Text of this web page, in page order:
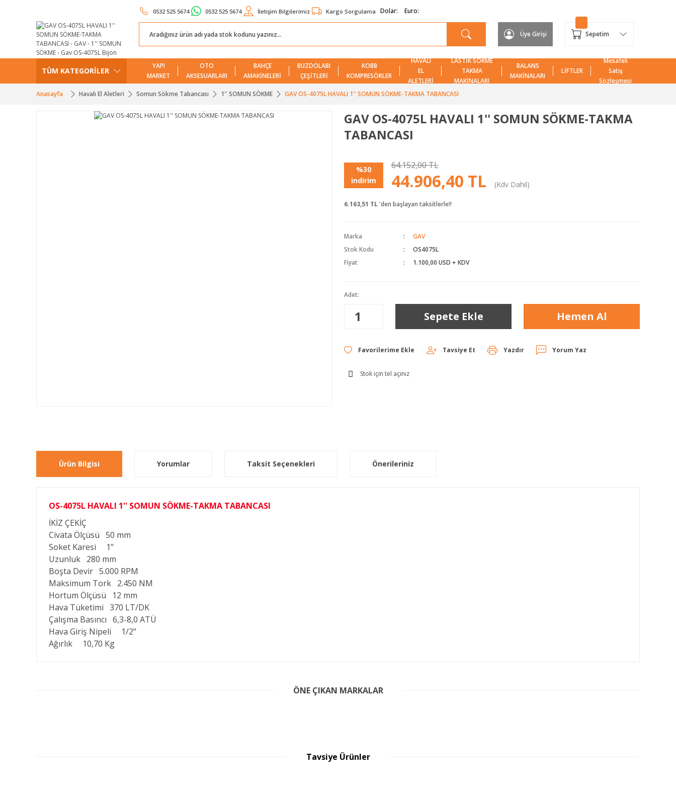
0532 525 5674 0532 525 5674 İletişim Bilgilerimiz Kargo Sorgulama Dolar: Euro:
Üye Girişi Sepetim
TÜM KATEGORİLER
YAPI
MARKET
OTO
AKSESUARLARI
BAHÇE
AMAKİNELERİ
BUZDOLABI
ÇEŞİTLERİ
KOBB
KOMPRESÖRLER
HAVALI
EL
ALETLERİ
LASTİK SÖKME
TAKMA
MAKİNALARI
BALANS
MAKİNALARI
LİFTLER
Mesafeli
Satış
Sözleşmesi
Anasayfa
Havalı El Aletleri Somun Sökme Tabancası 1'' SOMUN SÖKME GAV OS-4075L HAVALI 1'' SOMUN SÖKME-TAKMA TABANCASI
GAV OS-4075L HAVALI 1'' SOMUN SÖKME-TAKMA
TABANCASI
%30
indirim
64.152,00 TL
44.906,40 TL (Kdv Dahil)
6.163,51 TL'den başlayan taksitlerle!!
Marka
GAV
Stok Kodu
OS4075L
Fiyat
1.100,00 USD + KDV
Adet:
Sepete Ekle Hemen Al
Tavsiye Et Yazdır Yorum Yaz
Stok için tel açınız
Ürün Bilgisi Yorumlar Taksit Seçenekleri Önerileriniz
OS-4075L HAVALI 1'' SOMUN SÖKME-TAKMA TABANCASI
İKİZ ÇEKİÇ
Civata Ölçüsü 50 mm
Soket Karesi 1"
Uzunluk 280 mm
Boşta Devir 5.000 RPM
Maksimum Tork 2.450 NM
Hortum Ölçüsü 12 mm
Hava Tüketimi 370 LT/DK
Çalışma Basıncı 6,3-8,0 ATÜ
Hava Giriş Nipeli 1/2"
Ağırlık 10,70 Kg
Bu ürüne ilk yorumu siz yapın!
ÖNE ÇIKAN MARKALAR
Tavsiye Ürünler